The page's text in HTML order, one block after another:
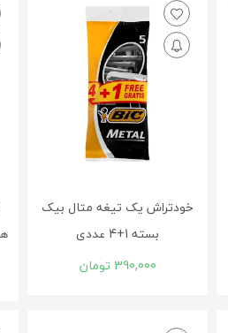
خودتراش یک تیغه متال بیک
بسته 1+4 عددی
390,000 تومان